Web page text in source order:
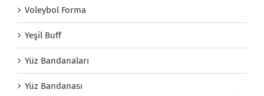
Voleybol Forma
Yeşil Buff
Yüz Bandanaları
Yüz Bandanası